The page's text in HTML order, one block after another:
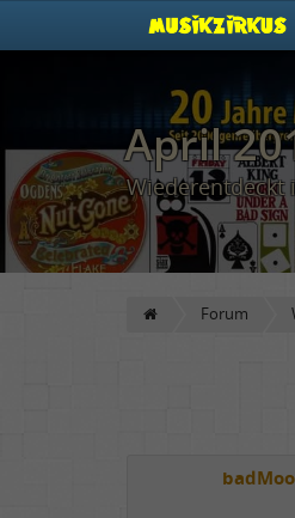
April
Wiederentdeckt
Forum